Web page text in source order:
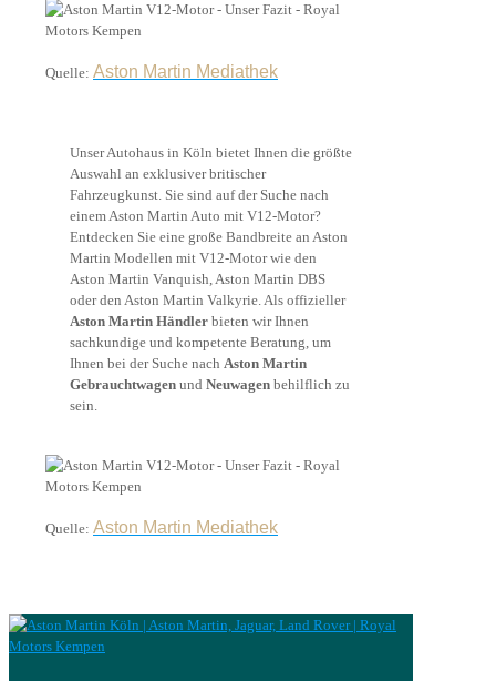
Quelle: Aston Martin Mediathek
Unser Autohaus in Köln bietet Ihnen die größte
Auswahl an exklusiver britischer
Fahrzeugkunst. Sie sind auf der Suche nach
einem Aston Martin Auto mit V12-Motor?
Entdecken Sie eine große Bandbreite an Aston
Martin Modellen mit V12-Motor wie den
Aston Martin Vanquish, Aston Martin DBS
oder den Aston Martin Valkyrie. Als offizieller
Aston Martin Händler bieten wir Ihnen
sachkundige und kompetente Beratung, um
Ihnen bei der Suche nach Aston Martin
Gebrauchtwagen und Neuwagen behilflich zu
sein.
Quelle: Aston Martin Mediathek